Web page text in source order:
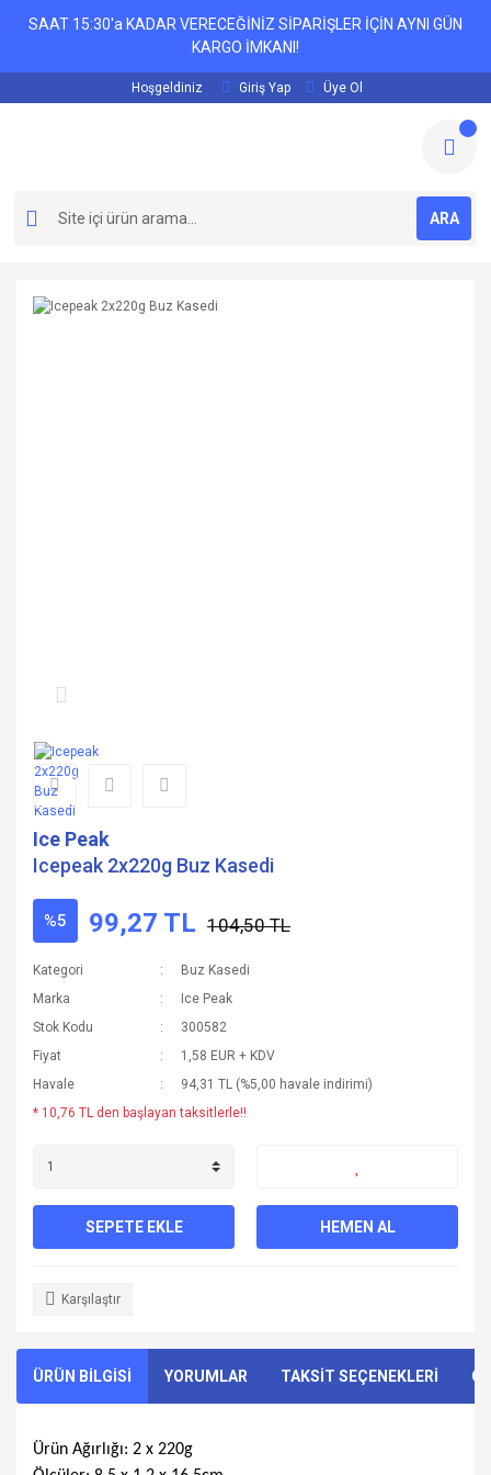
SAAT 15:30'a KADAR VERECEĞİNİZ SİPARİŞLER İÇİN AYNI GÜN
KARGO İMKANI!
Hoşgeldiniz Giriş Yap Üye Ol
ARA
Ice Peak
Icepeak 2x220g Buz Kasedi
%5 99,27 TL 104,50 TL
Kategori
Buz Kasedi
Marka
Ice Peak
Stok Kodu
300582
Fiyat
1,58 EUR + KDV
Havale
94,31 TL (%5,00 havale indirimi)
* 10,76 TL den başlayan taksitlerle!!
SEPETE EKLE HEMEN AL
Karşılaştır
ÜRÜN BİLGİSİ YORUMLAR TAKSİT SEÇENEKLERİ
Ürün Ağırlığı: 2 x 220g